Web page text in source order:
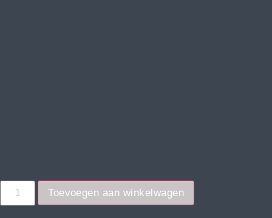
Toevoegen aan winkelwagen